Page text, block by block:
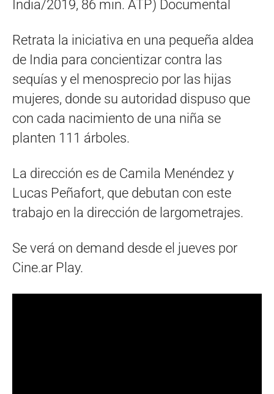
India/2019, 86 min. ATP) Documental
Retrata la iniciativa en una pequeña aldea
de India para concientizar contra las
sequías y el menosprecio por las hijas
mujeres, donde su autoridad dispuso que
con cada nacimiento de una niña se
planten 111 árboles.
La dirección es de Camila Menéndez y
Lucas Peñafort, que debutan con este
trabajo en la dirección de largometrajes.
Se verá on demand desde el jueves por
Cine.ar Play.